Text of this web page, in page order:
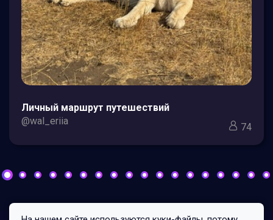
Личный маршрут путешествий
@wal_eriia
74